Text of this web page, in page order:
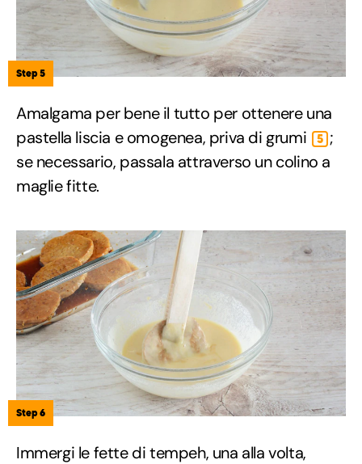
Step 5
Amalgama per bene il tutto per ottenere una
pastella liscia e omogenea, priva di grumi
5 ;
se necessario, passala attraverso un colino a
maglie fitte.
Step 6
Immergi le fette di tempeh, una alla volta,